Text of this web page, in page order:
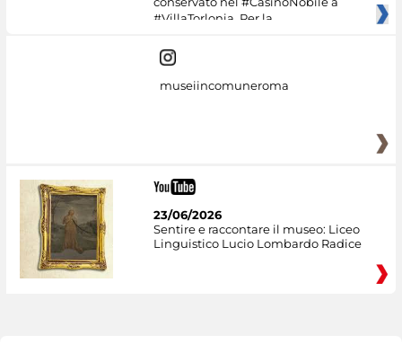
#VillaTorlonia. Per la
museiincomuneroma
23/06/2026
Sentire e raccontare il museo: Liceo
Linguistico Lucio Lombardo Radice